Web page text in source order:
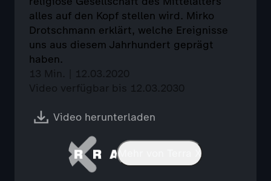
alles auf den Kopf stellen wird. Mirko
Drotschmann erklärt, welche Ereignisse
uns aus diesem Jahrhundert geprägt
haben.
13 Min. | 12.03.2020
Video verfügbar bis 12.03.2030
Video herunterladen
Mehr von Terra X